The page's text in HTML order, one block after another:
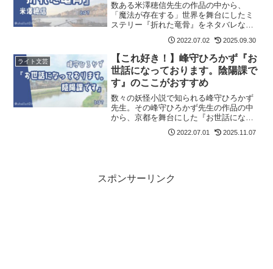
数ある米澤穂信先生の作品の中から、
「魔法が存在する」世界を舞台にしたミ
ステリー『折れた竜骨』をネタバレなし
でご紹介します。ミステリー好きの方は
もちろん、ファンタジー好き、中世ヨー
ロッパ好きの方も必見です。記事の最後
には『折れた竜骨』が気に入った方にお
すすめの作品も紹介しています。
2022.07.02 2025.09.30
ライト文芸
【これ好き！】峰守ひろかず『お
世話になっております。陰陽課で
す』のここがおすすめ
数々の妖怪小説で知られる峰守ひろかず
先生。その峰守ひろかず先生の作品の中
から、京都を舞台にした『お世話になっ
ております。陰陽課です』をネタバレな
しでご紹介します。記事の最後には「陰
2022.07.01 2025.11.07
スポンサーリンク